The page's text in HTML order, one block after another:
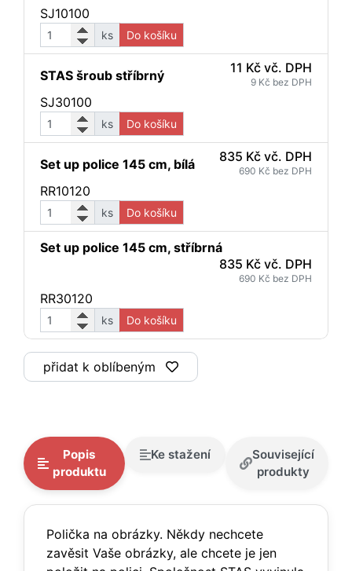
SJ10100
ks Do košíku
STAS šroub stříbrný 11 Kč vč. DPH
9 Kč bez DPH
SJ30100
ks Do košíku
Set up police 145 cm, bílá 835 Kč vč. DPH
690 Kč bez DPH
RR10120
ks Do košíku
Set up police 145 cm, stříbrná
835 Kč vč. DPH
690 Kč bez DPH
RR30120
ks Do košíku
přidat k oblíbeným
Popis
produktu
Ke stažení
Související
produkty
Polička na obrázky. Někdy nechcete
zavěsit Vaše obrázky, ale chcete je jen